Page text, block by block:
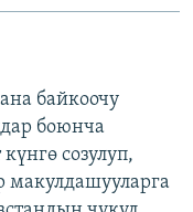
байкоочу
боюнча
созулуп,